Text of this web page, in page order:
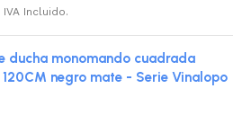
IVA Incluido.
ducha monomando cuadrada
negro mate - Serie Vinalopo